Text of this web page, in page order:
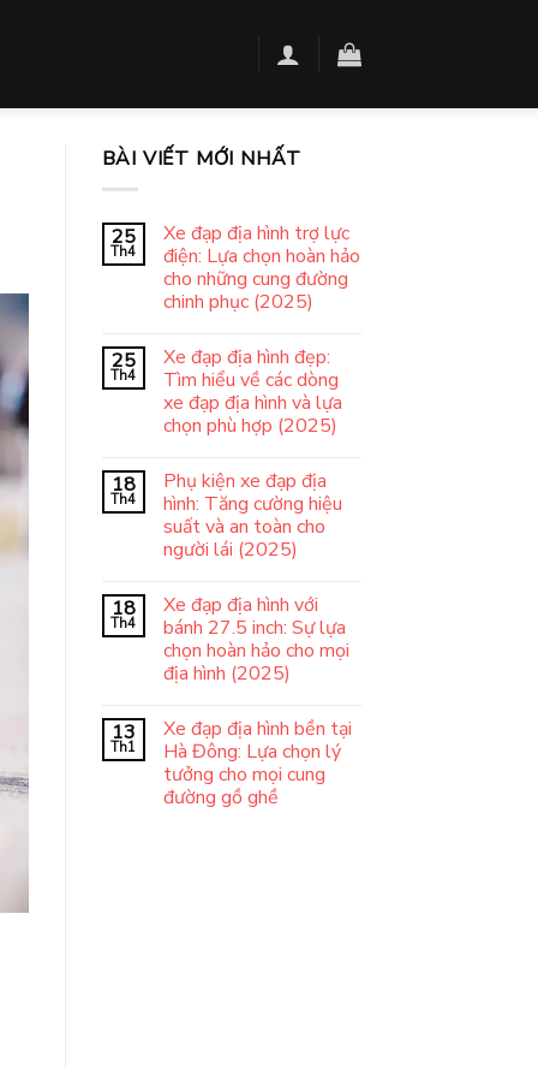
BÀI VIẾT MỚI NHẤT
25
Th4
Xe đạp địa hình trợ lực
điện: Lựa chọn hoàn hảo
cho những cung đường
chinh phục (2025)
25
Th4
Xe đạp địa hình đẹp:
Tìm hiểu về các dòng
xe đạp địa hình và lựa
chọn phù hợp (2025)
18
Th4
Phụ kiện xe đạp địa
hình: Tăng cường hiệu
suất và an toàn cho
người lái (2025)
18
Th4
Xe đạp địa hình với
bánh 27.5 inch: Sự lựa
chọn hoàn hảo cho mọi
địa hình (2025)
13
Th1
Xe đạp địa hình bền tại
Hà Đông: Lựa chọn lý
tưởng cho mọi cung
đường gồ ghề